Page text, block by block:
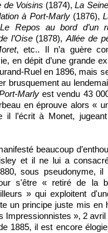
de Voisins (1874),La
à Port-Marly (1876),
Le Repos au bord d’un
l’Oise(1878),Allée de
, etc.. Il n’a guère
en dépit d’une grande
Ruel en 1896, mais
brusquement au
Marlyest vendu 43
en éprouve alors «
il l’écrit à Monet,
beaucoup
et il ne lui a
sous pseudonyme, il
s'être « retiré de la
» qui exploitent
un principe juste mis en
Impressionnistes », 2
1885, il est encore